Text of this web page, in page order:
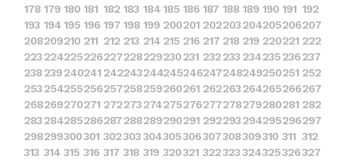
178 179 180 181 182 183 184185 186 187 188 189 190 191 192
193 194195 196 197 198 199 200201 202203204205206207
208209210 211 212 213 214 215 216 217 218 219 220221 222
223224225226227228229230231 232233 234235236237
238239240241 242243244245246247248249250251 252
253254255256257258259260261 262263264265266267
268269270271 272273274275276277278279280281 282
283284285286287288289290291 292293294295296297
298299300301 302303304305306307308309310 311 312
313 314 315 316 317 318 319 320321 322323324325326327